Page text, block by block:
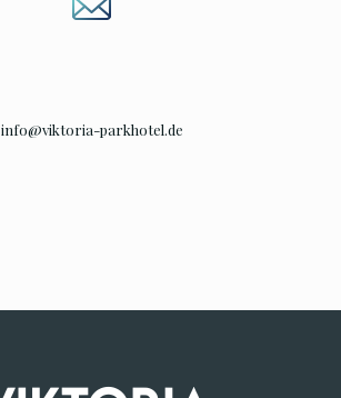
info@viktoria-parkhotel.de